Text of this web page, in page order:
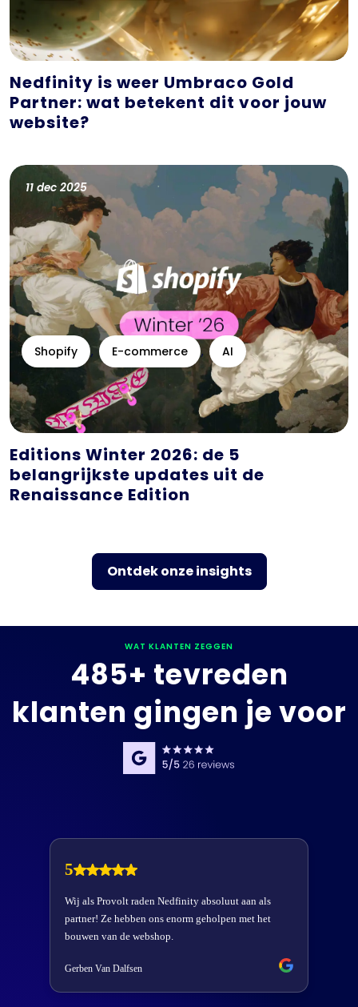
Nedfinity is weer Umbraco Gold
Partner: wat betekent dit voor jouw
website?
Editions Winter 2026: de 5
belangrijkste updates uit de
Renaissance Edition
11 dec 2025
Shopify E-commerce AI
Ontdek onze insights
WAT KLANTEN ZEGGEN
485+ tevreden
klanten gingen je voor